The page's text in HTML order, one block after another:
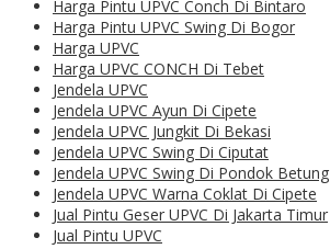
Harga Pintu UPVC Conch Di Bintaro
Harga Pintu UPVC Swing Di Bogor
Harga UPVC
Harga UPVC CONCH Di Tebet
Jendela UPVC
Jendela UPVC Ayun Di Cipete
Jendela UPVC Jungkit Di Bekasi
Jendela UPVC Swing Di Ciputat
Jendela UPVC Swing Di Pondok Betung
Jendela UPVC Warna Coklat Di Cipete
Jual Pintu Geser UPVC Di Jakarta Timur
Jual Pintu UPVC